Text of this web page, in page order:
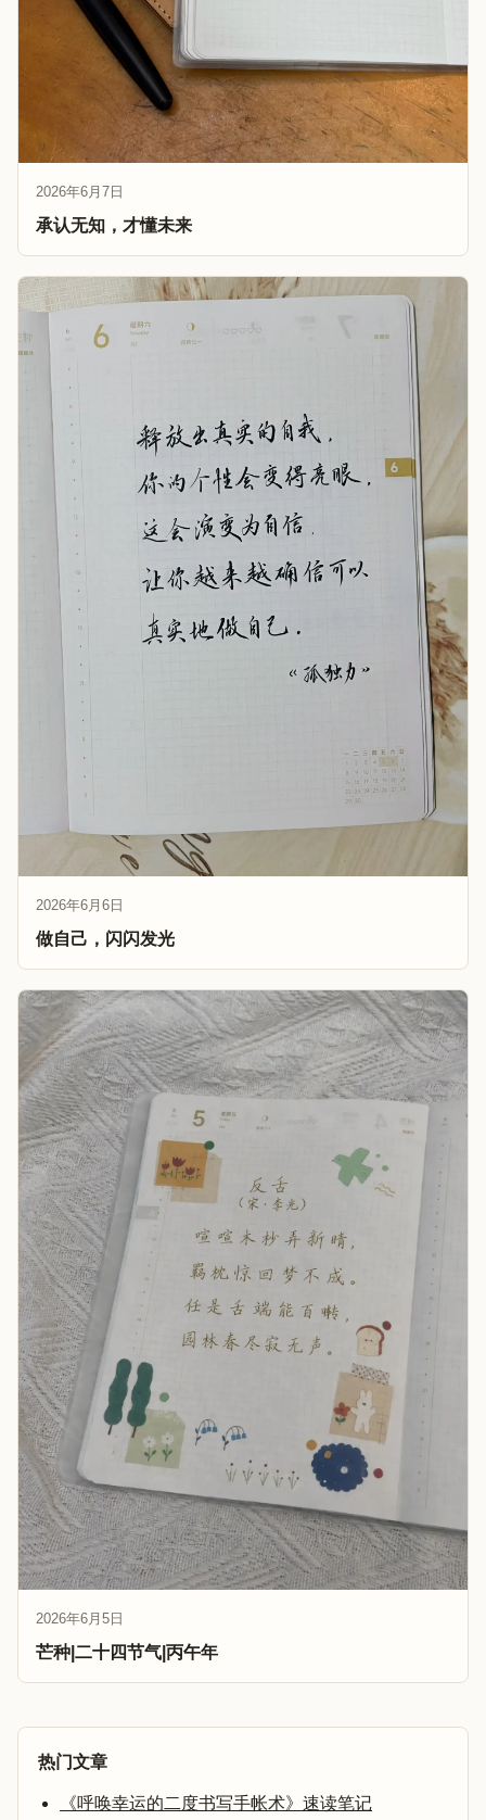
2026年6月7日
承认无知，才懂未来
2026年6月6日
做自己，闪闪发光
2026年6月5日
芒种|二十四节气|丙午年
热门文章
《呼唤幸运的二度书写手帐术》速读笔记